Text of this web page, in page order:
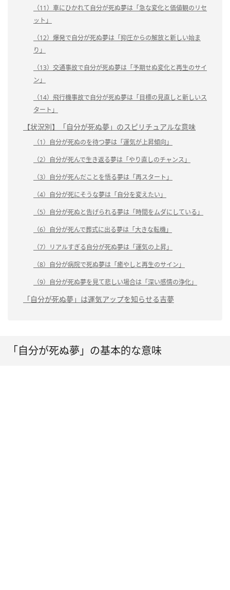
（11）車にひかれて自分が死ぬ夢は「急な変化と価値観のリセ
ット」
（12）爆発で自分が死ぬ夢は「抑圧からの解放と新しい始ま
り」
（13）交通事故で自分が死ぬ夢は「予期せぬ変化と再生のサイ
ン」
（14）飛行機事故で自分が死ぬ夢は「目標の見直しと新しいス
タート」
【状況別】「自分が死ぬ夢」のスピリチュアルな意味
（1）自分が死ぬのを待つ夢は「運気が上昇傾向」
（2）自分が死んで生き返る夢は「やり直しのチャンス」
（3）自分が死んだことを悟る夢は「再スタート」
（4）自分が死にそうな夢は「自分を変えたい」
（5）自分が死ぬと告げられる夢は「時間をムダにしている」
（6）自分が死んで葬式に出る夢は「大きな転機」
（7）リアルすぎる自分が死ぬ夢は「運気の上昇」
（8）自分が病院で死ぬ夢は「癒やしと再生のサイン」
（9）自分が死ぬ夢を見て悲しい場合は「深い感情の浄化」
「自分が死ぬ夢」は運気アップを知らせる吉夢
「自分が死ぬ夢」の基本的な意味